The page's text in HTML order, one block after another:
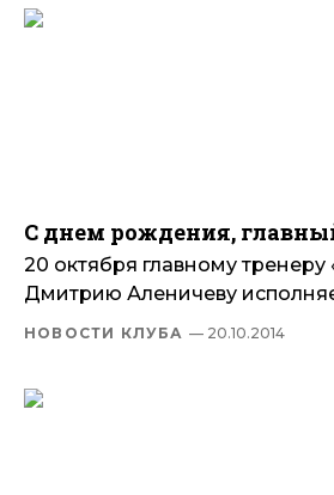
С днем рождения,
20 октября главному тренеру
Дмитрию Аленичеву
НОВОСТИ КЛУБА — 20.10.2014